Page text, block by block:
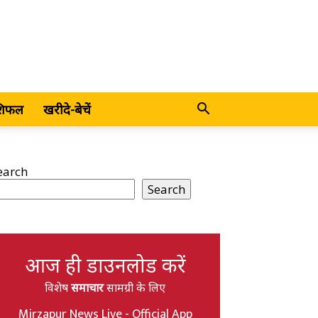
खरीदे-बेचें
Search
आज ही डाउनलोड करें
विशेषसमाचारसामग्री के लिए